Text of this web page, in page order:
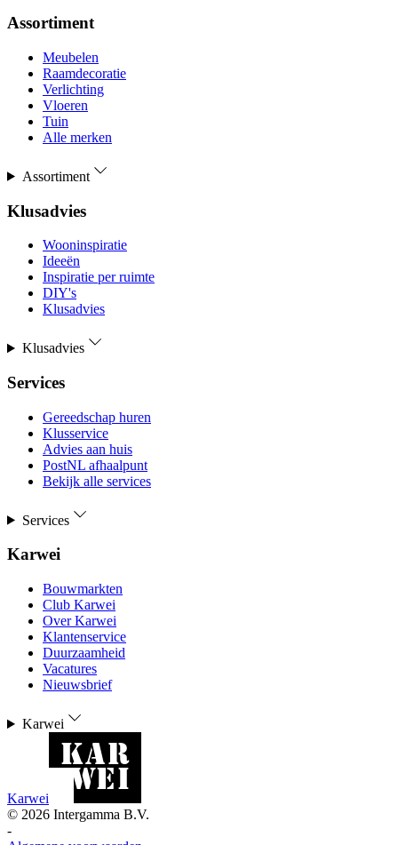
Assortiment
Meubelen
Raamdecoratie
Verlichting
Vloeren
Tuin
Alle merken
Assortiment
Klusadvies
Wooninspiratie
Ideeën
Inspiratie per ruimte
DIY's
Klusadvies
Klusadvies
Services
Gereedschap huren
Klusservice
Advies aan huis
PostNL afhaalpunt
Bekijk alle services
Services
Karwei
Bouwmarkten
Club Karwei
Over Karwei
Klantenservice
Duurzaamheid
Vacatures
Nieuwsbrief
Karwei
Karwei
© 2026 Intergamma B.V.
-